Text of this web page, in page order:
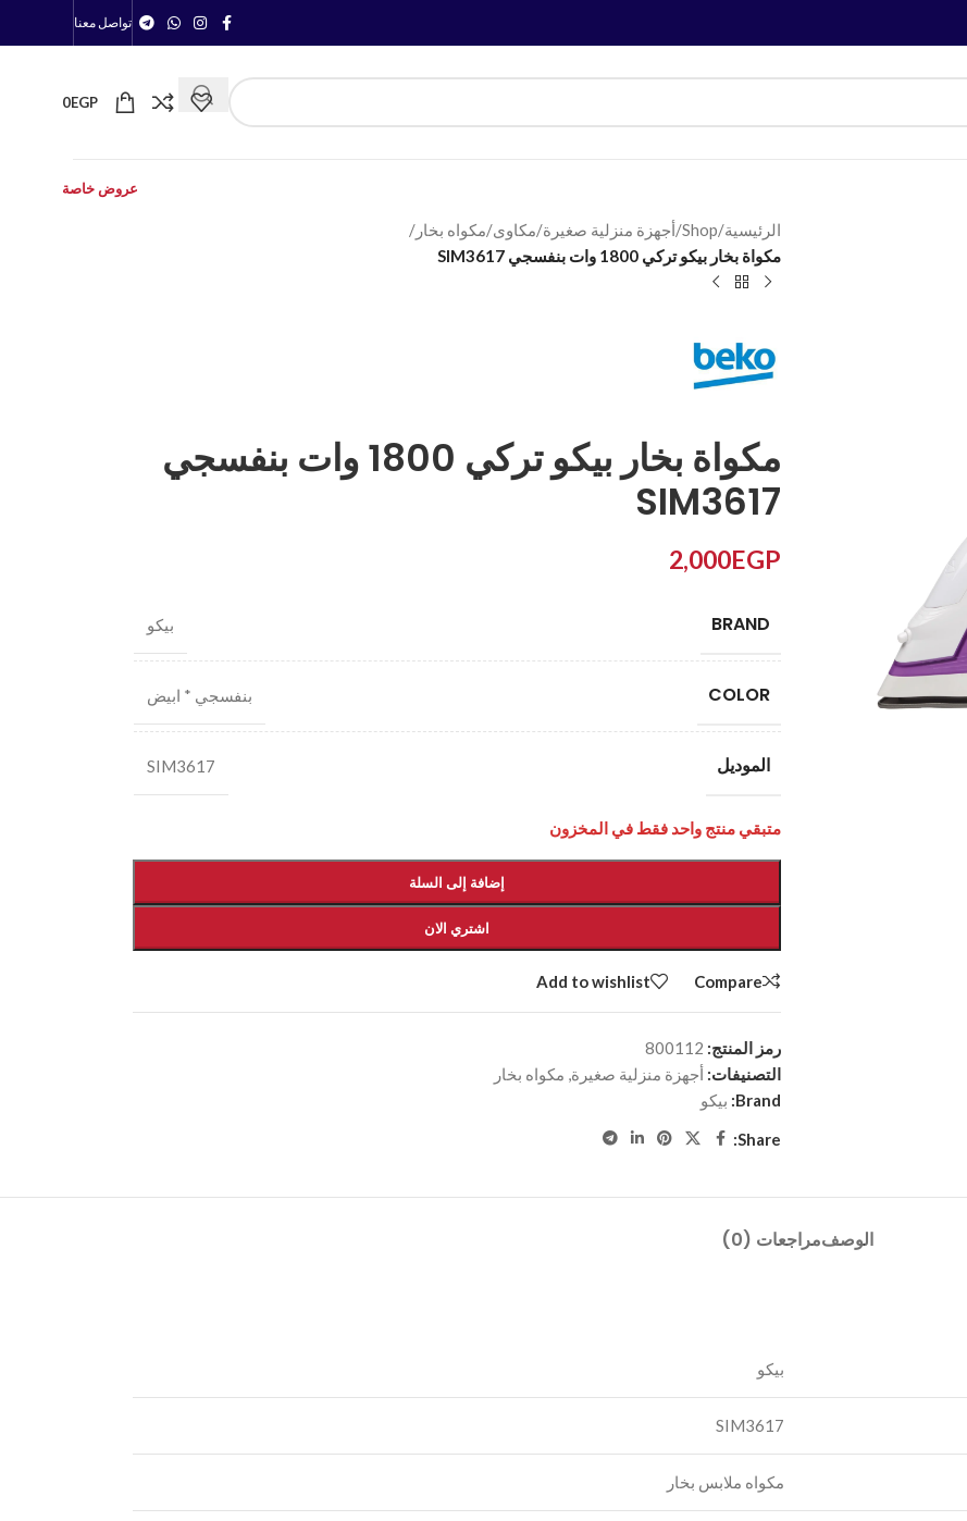
تواصل معنا
0EGP
عروض خاصة
الرئيسية/
Shop
/أجهزة منزلية صغيرة/مكاوى/مكواه بخار /
مكواة بخار بيكو تركي 1800 وات بنفسجي SIM3617
مكواة بخار بيكو تركي 1800 وات بنفسجي
SIM3617
2,000EGP
BRAND بيكو
COLOR بنفسجي * ابيض
الموديل SIM3617
متبقي منتج واحد فقط في المخزون
إضافة إلى السلة
اشتري الان
Compare
Add to wishlist
رمز المنتج: 800112
التصنيفات: أجهزة منزلية صغيرة, مكواه بخار
Brand: بيكو
Share:
الوصفمراجعات (0)
SIM3617
مكواه ملابس بخار